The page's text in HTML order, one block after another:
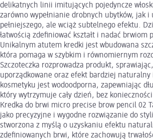
delikatnych linii imitujących pojedyncze
zarówno wypełnianie drobnych ubytków, jak i
pełniejszego, ale wciąż subtelnego efektu.
łatwością zdefiniować kształt i nadać brwiom
Unikalnym atutem kredki jest wbudowana
która pomaga w szybkim i równomiernym
Szczoteczka rozprowadza produkt,
uporządkowane oraz efekt bardziej naturalny
kosmetyku jest wodoodporna, zapewniając
który wytrzymuje cały dzień, bez
Kredka do brwi micro precise brow pencil 02
jako precyzyjne i wygodne rozwiązanie do
stworzona z myślą o uzyskaniu efektu
zdefiniowanych brwi, które zachowują